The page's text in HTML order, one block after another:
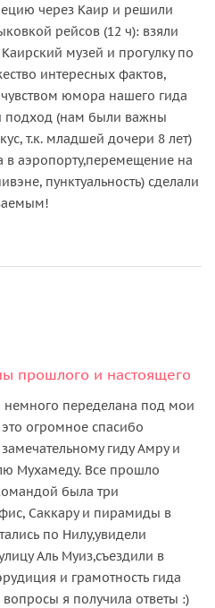
через Каир и решили
рейсов (12 ч): взяли
музей и прогулку по
интересных фактов,
юмора нашего гида
подход (нам были важны
т.к. младшей дочери 8 лет)
в аэропорту,перемещение на
пунктуальность) сделали
прошлого и настоящего
переделана под мои
огромное спасибо
гиду Амру и
Мухамеду. Все прошло
была три
Саккару и пирамиды в
по Нилу,увидели
Аль Муиз,съездили в
и грамотность гида
я получила ответы :)